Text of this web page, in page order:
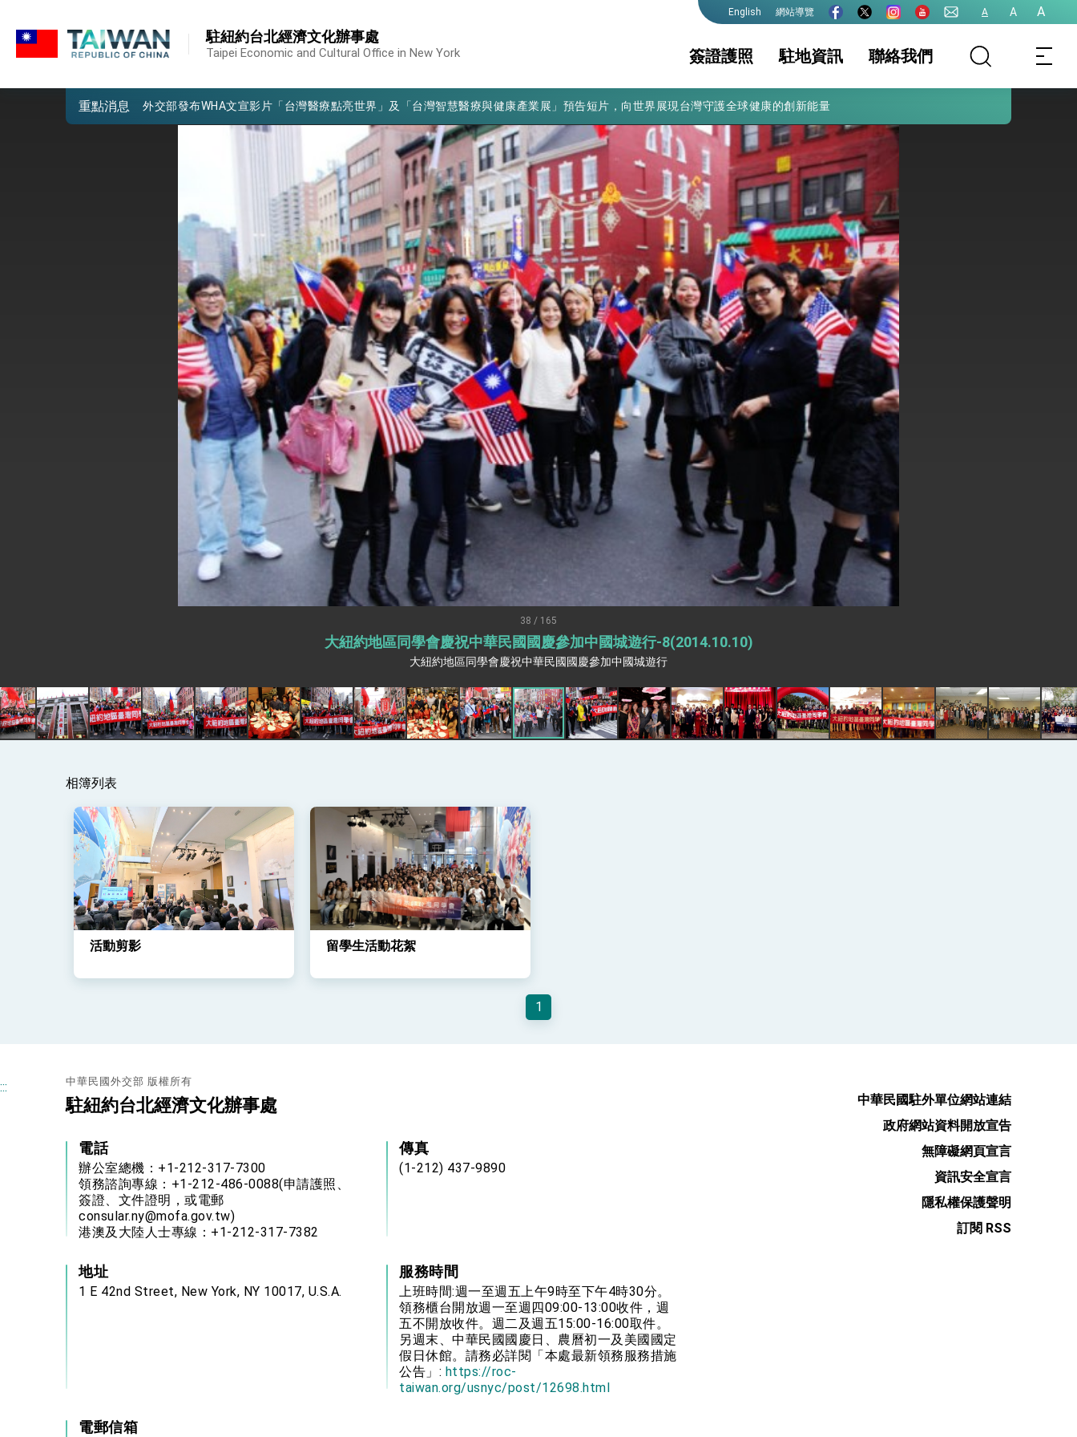
English 網站導覽 A A A
駐紐約台北經濟文化辦事處
Taipei Economic and Cultural Office in New York 簽證護照
重要領務資訊公告 護照
簽證
文件證明
入國證明書
無戶籍國人
表格下載專區
駐地資訊
駐地基本資料 簽證及入境須知
生活資訊
消保及性平諮詢機
構
行事曆
聯絡我們
重點消息
我國政府將在美國亞利桑納州設立「駐鳳凰城辦事處」，進一步深化台美交流合作
外交部發布WHA文宣影片「台灣醫療點亮世界」及「台灣智慧醫療與健康產業展」預告短片，向世界展現台灣守護全球健康的創新能量
總統出訪史瓦帝尼返國談話 強調臺灣人有權利走向世界 盼與理念相近國家共同維護國際秩序
堅定走向世界 賴總統抵達史瓦帝尼王國進行國是訪問
總統與五院院長新春茶敘 盼化分歧為團結、為國家邁出合作第一步
總統農曆春節談話
台美貿易協議完成簽署達成6大目標、創5大歷史性突破 總統強調將以3大面向加速臺灣經濟轉型升級 籲請立院全力支持並盡速通過
臺美簽署「對等貿易協定」確立對等關稅15%且不疊加 我輸美2072項產品豁免對等關稅
總統接受「法新社」（AFP）專訪內容
外交部長林佳龍於《外交事務》撰文指出：自由世界 需要台灣，團結合作方能守護繁榮
外交部長林佳龍出席《台灣光華雜誌》50週年慶「見證蛻變，分享世界的光華」開幕式，期許數位轉 型迎向下個50年
總統主持「台美經濟繁榮夥伴對話」記者會 說明臺美合作三大戰略方向 盼與民主夥伴共同引領 下一個世代的繁榮
外交部長林佳龍接受印尼「時代雜誌」專訪，闡述印太安全局勢，籲深化台印尼半導體供應鏈合作
外交部長林佳龍午宴歡迎美國聯邦參議員蓋耶哥訪問團
外交部長林佳龍接見美國智庫「德國馬歇爾基金會」訪問團一行，深化跨大西洋戰略夥伴關係
臺美經貿談判獲階段性成果 卓揆期勉爭取時間完成「臺美對等貿易協定」簽署
卓揆：臺美關稅談判階段性結果有助臺灣取得有利戰略地位 全力支持「臺美對等貿易協定」簽署
外交部與數位發展部攜手合作，整合台灣雄厚數位實力，達成固邦榮邦目標
外交部長林佳龍主持第35次「參與亞太經濟合作策略小組」跨部會會議
總統以「韌性之島，希望之光」為題發表2026新 年談話
總統發表執政周年談話 盼面對未來挑戰 堅持團結 迎風轉型 穩健前行
賴總統就職演說影片
總統重要談話
外交部重要言論
我國政府將在美國亞利桑納州設立「駐鳳凰城辦事處」，進一步深化台美交流合作
38 / 165
大紐約地區同學會慶祝中華民國國慶參加中國城遊行-8(2014.10.10)
大紐約地區同學會慶祝中華民國國慶參加中國城遊行
相簿列表
活動剪影 留學生活動花絮
1
::: 中華民國外交部 版權所有
駐紐約台北經濟文化辦事處
電話
辦公室總機：+1-212-317-7300
領務諮詢專線：+1-212-486-0088(申請護照、
簽證、文件證明，或電郵
consular.ny@mofa.gov.tw)
港澳及大陸人士專線：+1-212-317-7382
傳真
(1-212) 437-9890
地址
1 E 42nd Street, New York, NY 10017, U.S.A.
服務時間
上班時間:週一至週五上午9時至下午4時30分。
領務櫃台開放週一至週四09:00-13:00收件，週
五不開放收件。週二及週五15:00-16:00取件。
另週末、中華民國國慶日、農曆初一及美國國定
假日休館。請務必詳閱「本處最新領務服務措施
公告」: https://roc-
taiwan.org/usnyc/post/12698.html
電郵信箱
中華民國駐外單位網站連結
政府網站資料開放宣告
無障礙網頁宣言
資訊安全宣言
隱私權保護聲明
訂閱 RSS